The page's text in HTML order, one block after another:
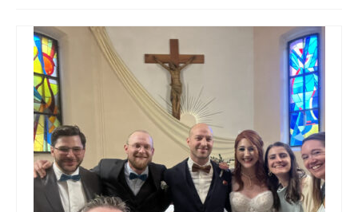
Homélies de Pèlerinages
Mon témoignage
Lire
Articles, Chroniques
Livres
Grandir : rubrique Cliquer